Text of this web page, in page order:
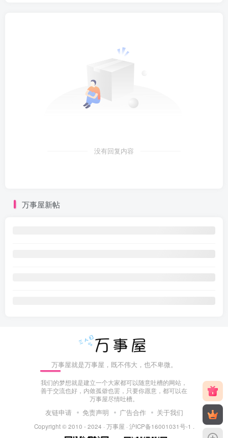
没有回复内容
万事屋新帖
万事屋就是万事屋，既不伟大，也不卑微。
我们的梦想就是建立一个大家都可以随意吐槽的网站，
善于交流也好，内敛孤僻也罢，只要你愿意，都可以在
万事屋尽情吐槽。
友链申请 免责声明 广告合作 关于我们
Copyright © 2010 - 2024 · 万事屋 · 沪ICP备16001031号-1